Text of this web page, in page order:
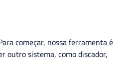
começar, nossa ferramenta é
outro sistema, como discador,